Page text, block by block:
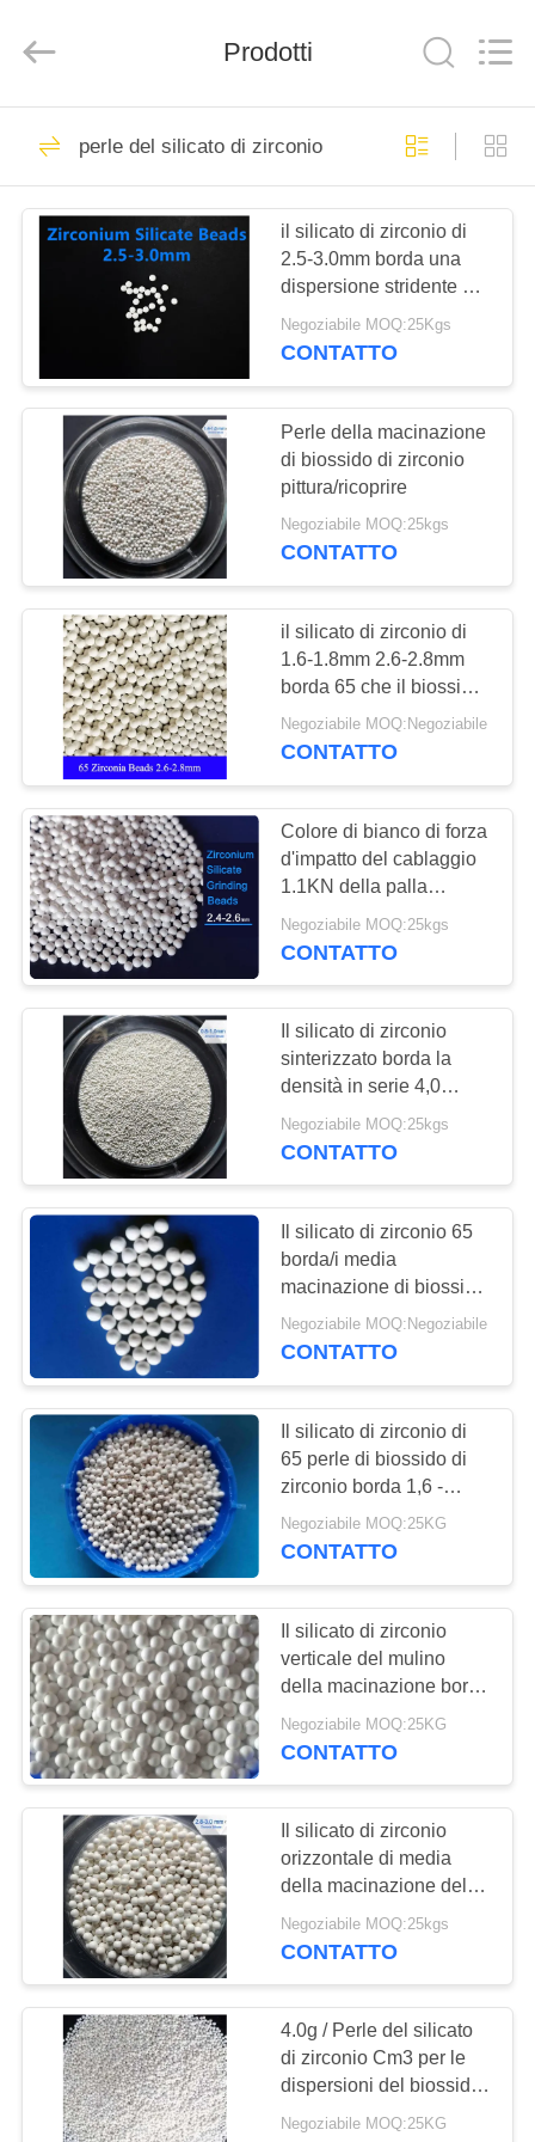
CASA
PRODOTTI
NOI
GIRO
DELLA
FABBRICA
CONTROLLO
QUALITÀ
CONTATTICI
NOTIZIE
RICHIEDA
UNA
CITAZIONE
MAPPA
DEL
SITO
POLITICA
SULLA
PRIVACY
Abrasive
Import&Export
Rights
Perle di ceramica
per sabbiatura
187
Media di brillamento
ceramici
170
Pallinatura ceramica
34
Perle di zirconio
media rettifica
perle del silicato di
zirconio
ceramica
macinatura media
20
media di fresatura di
biossido di zirconio
palle dell'ossido di
zirconio
Prodotti
perle del silicato di zirconio
il silicato di zirconio di
2.5-3.0mm borda una
dispersione stridente di
65 di biossido di zirconio
antiparassitari delle
Negoziabile MOQ:25Kgs
CONTATTO
Perle della macinazione
di biossido di zirconio
pittura/ricoprire
Negoziabile MOQ:25kgs
CONTATTO
il silicato di zirconio di
1.6-1.8mm 2.6-2.8mm
borda 65 che il biossido
di zirconio borda i media
stridenti
Negoziabile MOQ:Negoziabile
CONTATTO
Colore di bianco di forza
d'impatto del cablaggio
1.1KN della palla
900HV del silicato di
zirconio di ZrO2 65%
Negoziabile MOQ:25kgs
CONTATTO
Il silicato di zirconio
sinterizzato borda la
densità in serie 4,0
G/Cm3 della purezza di
ZrO2 65%
Negoziabile MOQ:25kgs
CONTATTO
Il silicato di zirconio 65
borda/i media
macinazione di biossido
di zirconio 2.8-3.0
millimetri per pittura, la
Negoziabile MOQ:Negoziabile
CONTATTO
Il silicato di zirconio di
65 perle di biossido di
zirconio borda 1,6 -
1.8mm/2,0 - 2.2mm per il
mulino verticale della
Negoziabile MOQ:25KG
CONTATTO
Il silicato di zirconio
verticale del mulino
della macinazione borda
1,6 - 1.8mm/2,0 - 2.2mm
65 perle di biossido di
Negoziabile MOQ:25KG
CONTATTO
Il silicato di zirconio
orizzontale di media
della macinazione del
mulino della sabbia
della dispersione degli
Negoziabile MOQ:25kgs
CONTATTO
4.0g / Perle del silicato
di zirconio Cm3 per le
dispersioni del biossido
di titanio media della
Negoziabile MOQ:25KG